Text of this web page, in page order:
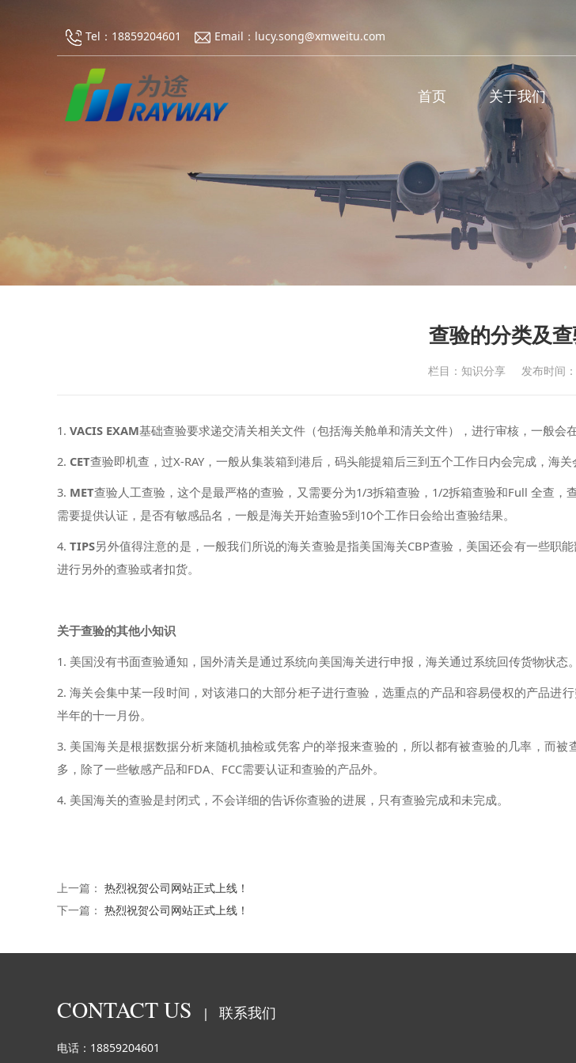
Tel：18859204601 Email：lucy.song@xmweitu.com
首页 关于我们
查验的分类及
栏目：知识分享 发布时间
1. VACIS EXAM基础查验要求递交清关相关文件（包括海关舱单和清关文件），进行审核，一般会
2. CET查验即机查，过X-RAY，一般从集装箱到港后，码头能提箱后三到五个工作日内会完成，海
3. MET查验人工查验，这个是最严格的查验，又需要分为1/3拆箱查验，1/2拆箱查验和Full 全查
需要提供认证，是否有敏感品名，一般是海关开始查验5到10个工作日会给出查验结果。
4.TIPS另外值得注意的是，一般我们所说的海关查验是指美国海关CBP查验，美国还会有一些职
进行另外的查验或者扣货。
关于查验的其他小知识
1. 美国没有书面查验通知，国外清关是通过系统向美国海关进行申报，海关通过系统回传货物状态。
2. 海关会集中某一段时间，对该港口的大部分柜子进行查验，选重点的产品和容易侵权的产品进
半年的十一月份。
3. 美国海关是根据数据分析来随机抽检或凭客户的举报来查验的，所以都有被查验的几率，而
多，除了一些敏感产品和FDA、FCC需要认证和查验的产品外。
4. 美国海关的查验是封闭式，不会详细的告诉你查验的进展，只有查验完成和未完成。
上一篇： 热烈祝贺公司网站正式上线！
下一篇： 热烈祝贺公司网站正式上线！
CONTACT US | 联系我们
电话：18859204601